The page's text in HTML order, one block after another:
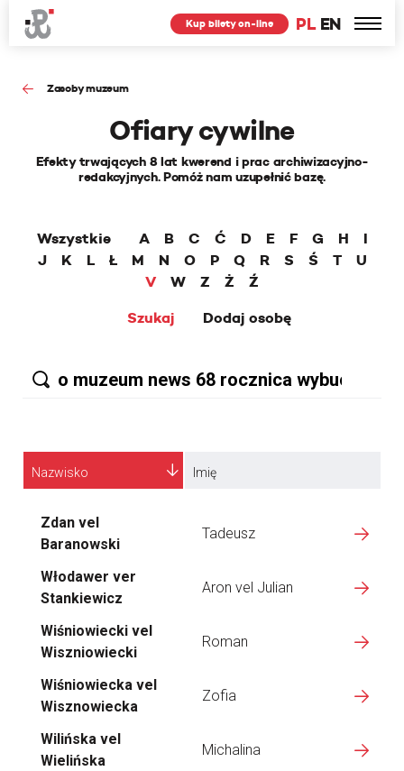
PL EN
Kup bilety on-line
Zasoby muzeum
Ofiary cywilne
Efekty trwających 8 lat kwerend i prac archiwizacyjno-
redakcyjnych. Pomóż nam uzupełnić bazę.
Wszystkie A B C Ć D E F G H
I
J
K L Ł M N O P Q R S Ś T
U
V
W Z Ż
Ź
Szukaj
Dodaj osobę
Nazwisko Imię
Zdan vel
Baranowski
Tadeusz
Włodawer ver
Stankiewicz
Aron vel Julian
Wiśniowiecki vel
Wiszniowiecki
Roman
Wiśniowiecka vel
Wisznowiecka
Zofia
Wilińska vel
Wielińska
Michalina